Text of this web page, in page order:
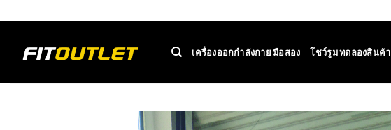
to
เครื่องออกกำลังกาย มือสอง โชว์รูม ทดลองสินค้า